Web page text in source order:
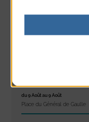
du 9 Août au 9 Août
Place du Général de Gaulle